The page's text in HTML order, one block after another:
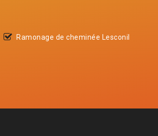
Ramonage de cheminée Lesconil